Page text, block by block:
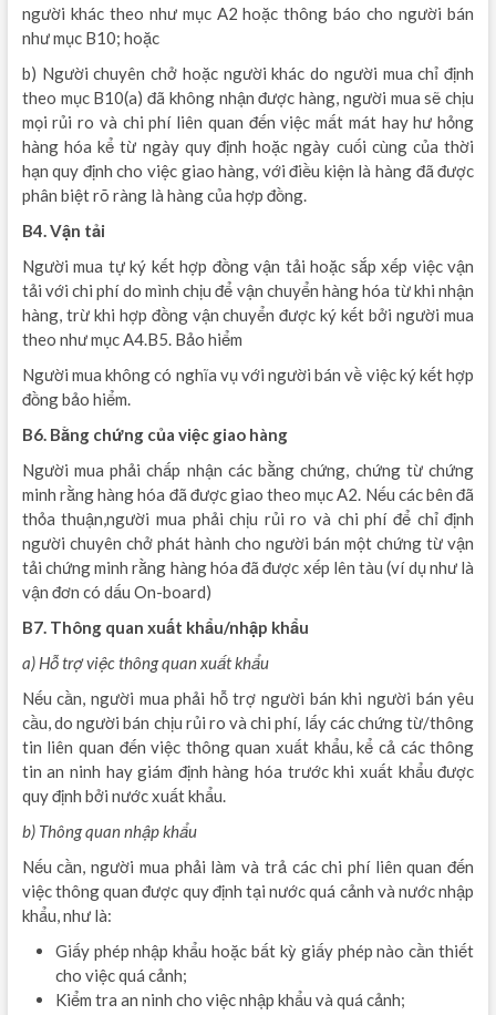
người khác theo như mục A2 hoặc thông báo cho người bán
như mục B10; hoặc
b) Người chuyên chở hoặc người khác do người mua chỉ định
theo mục B10(a) đã không nhận được hàng, người mua sẽ chịu
mọi rủi ro và chi phí liên quan đến việc mất mát hay hư hỏng
hàng hóa kể từ ngày quy định hoặc ngày cuối cùng của thời
hạn quy định cho việc giao hàng, với điều kiện là hàng đã được
phân biệt rõ ràng là hàng của hợp đồng.
B4. Vận tải
Người mua tự ký kết hợp đồng vận tải hoặc sắp xếp việc vận
tải với chi phí do mình chịu để vận chuyển hàng hóa từ khi nhận
hàng, trừ khi hợp đồng vận chuyển được ký kết bởi người mua
theo như mục A4.B5. Bảo hiểm
Người mua không có nghĩa vụ với người bán về việc ký kết hợp
đồng bảo hiểm.
B6. Bằng chứng của việc giao hàng
Người mua phải chấp nhận các bằng chứng, chứng từ chứng
minh rằng hàng hóa đã được giao theo mục A2. Nếu các bên đã
thỏa thuận,người mua phải chịu rủi ro và chi phí để chỉ định
người chuyên chở phát hành cho người bán một chứng từ vận
tải chứng minh rằng hàng hóa đã được xếp lên tàu (ví dụ như là
vận đơn có dấu On-board)
B7. Thông quan xuất khẩu/nhập khẩu
a) Hỗ trợ việc thông quan xuất khẩu
Nếu cần, người mua phải hỗ trợ người bán khi người bán yêu
cầu, do người bán chịu rủi ro và chi phí, lấy các chứng từ/thông
tin liên quan đến việc thông quan xuất khẩu, kể cả các thông
tin an ninh hay giám định hàng hóa trước khi xuất khẩu được
quy định bởi nước xuất khẩu.
b) Thông quan nhập khẩu
Nếu cần, người mua phải làm và trả các chi phí liên quan đến
việc thông quan được quy định tại nước quá cảnh và nước nhập
khẩu, như là:
Giấy phép nhập khẩu hoặc bất kỳ giấy phép nào cần thiết
cho việc quá cảnh;
Kiểm tra an ninh cho việc nhập khẩu và quá cảnh;